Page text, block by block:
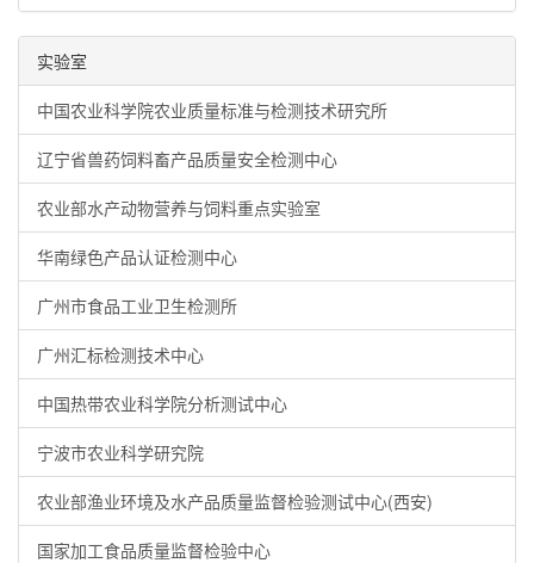
实验室
中国农业科学院农业质量标准与检测技术研究所
辽宁省兽药饲料畜产品质量安全检测中心
农业部水产动物营养与饲料重点实验室
华南绿色产品认证检测中心
广州市食品工业卫生检测所
广州汇标检测技术中心
中国热带农业科学院分析测试中心
宁波市农业科学研究院
农业部渔业环境及水产品质量监督检验测试中心(西安)
国家加工食品质量监督检验中心